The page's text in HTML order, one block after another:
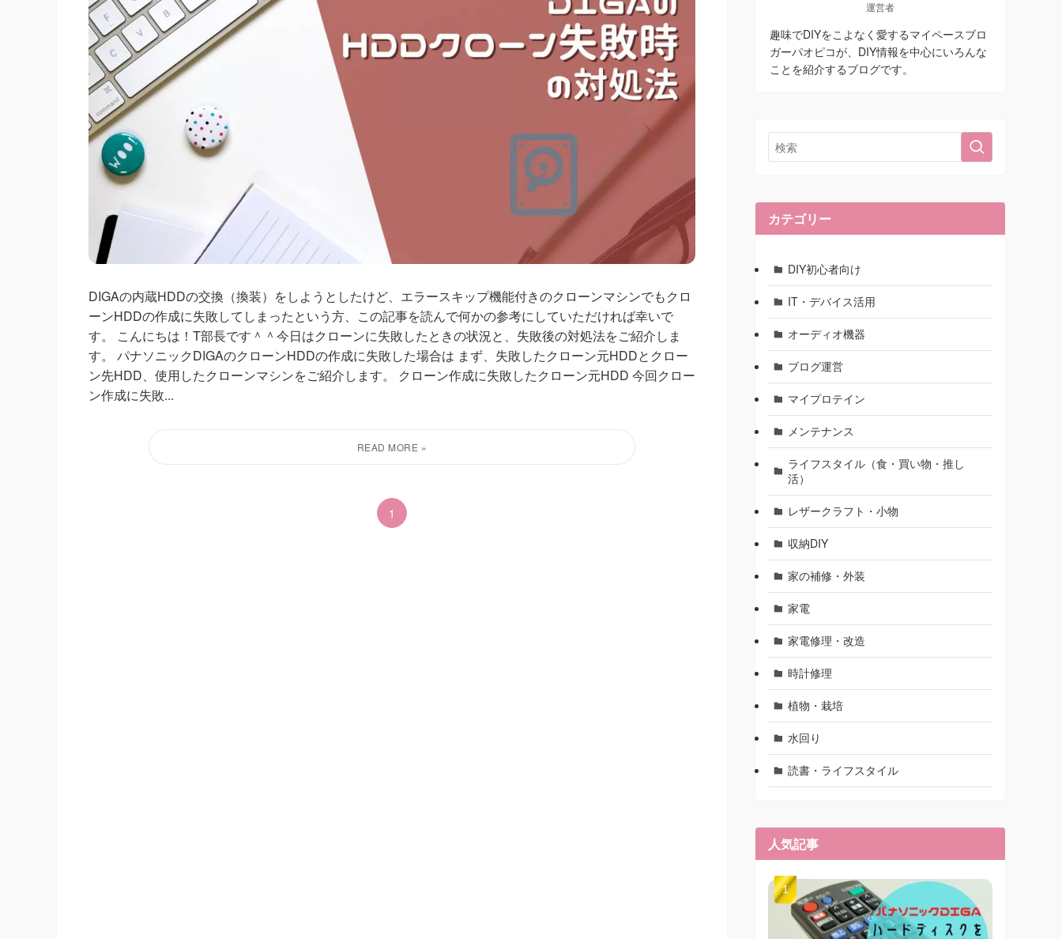
DIGAの内蔵HDDの交換（換装）をしようとしたけど、エラースキップ機能付きのクローンマシンでもクロ
ーンHDDの作成に失敗してしまったという方、この記事を読んで何かの参考にしていただければ幸いで
す。 こんにちは！T部長です＾＾今日はクローンに失敗したときの状況と、失敗後の対処法をご紹介しま
す。 パナソニックDIGAのクローンHDDの作成に失敗した場合は まず、失敗したクローン元HDDとクロー
ン先HDD、使用したクローンマシンをご紹介します。 クローン作成に失敗したクローン元HDD 今回クロー
ン作成に失敗...
1
運営者
趣味でDIYをこよなく愛するマイペースブロ
ガーパオピコが、DIY情報を中心にいろんな
ことを紹介するブログです。
カテゴリー
DIY初心者向け
IT・デバイス活用
オーディオ機器
ブログ運営
マイプロテイン
メンテナンス
ライフスタイル（食・買い物・推し
活）
レザークラフト・小物
収納DIY
家の補修・外装
家電
家電修理・改造
時計修理
植物・栽培
水回り
読書・ライフスタイル
人気記事